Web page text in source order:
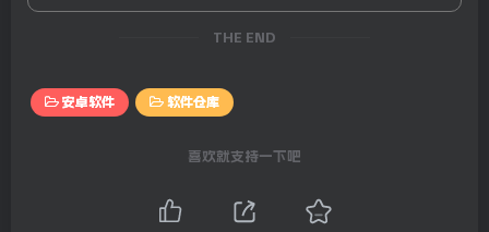
THE END
安卓软件 软件仓库
喜欢就支持一下吧